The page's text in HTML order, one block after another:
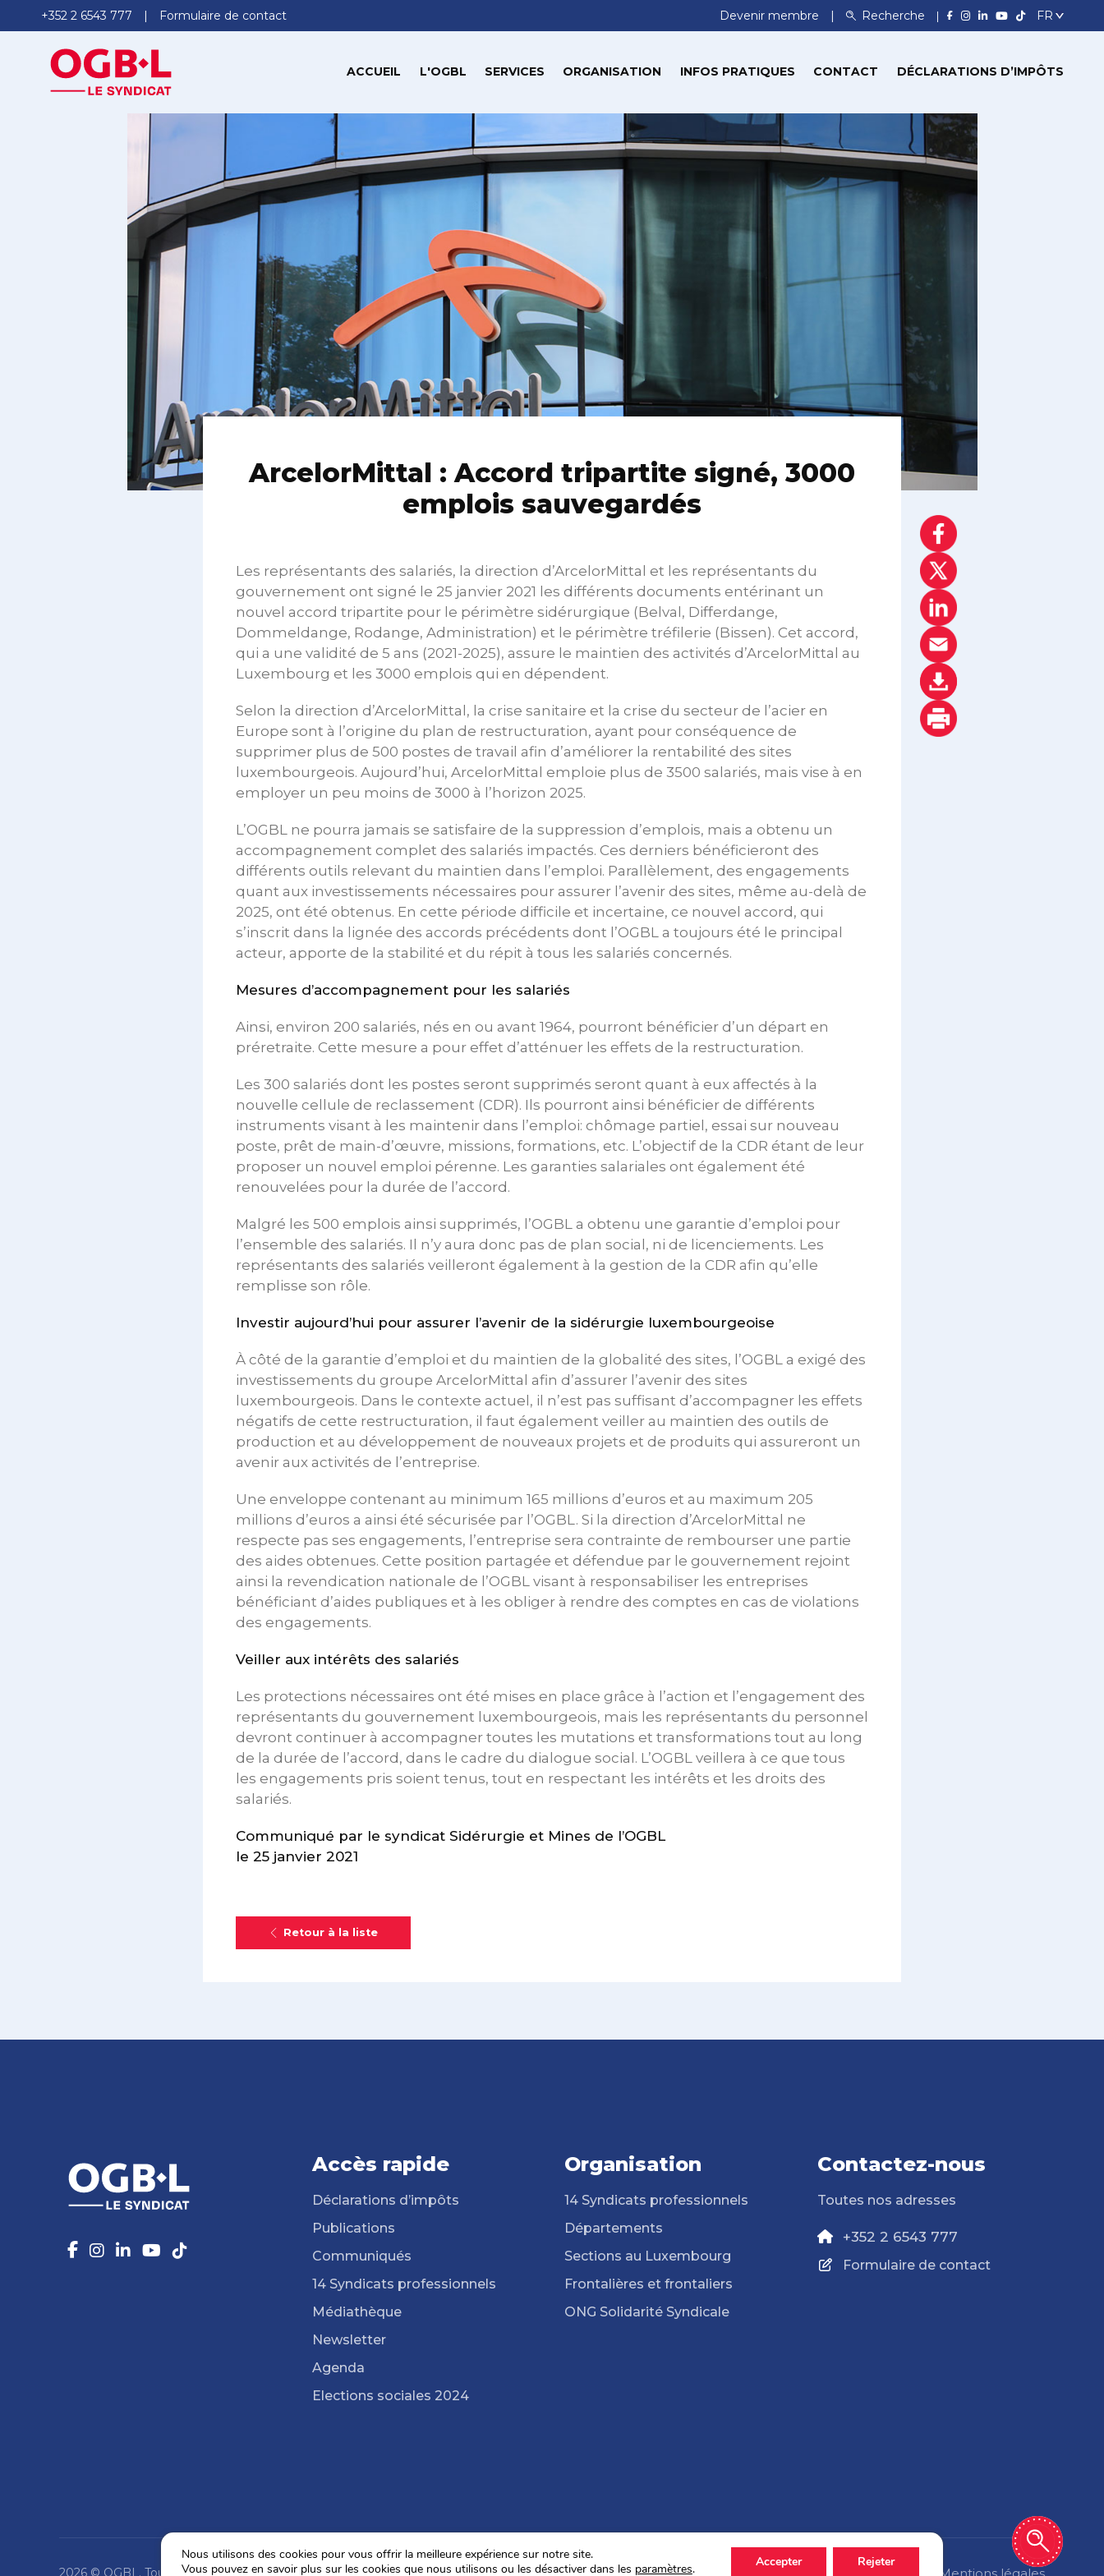
+352 2 6543 777 Formulaire de contact Devenir membre Recherche
ACCUEIL L'OGBL SERVICES ORGANISATION INFOS PRATIQUES CONTACT DÉCLARATIONS D’IMPÔTS
ArcelorMittal : Accord tripartite signé, 3000
emplois sauvegardés
Les représentants des salariés, la direction d’ArcelorMittal et les représentants du
gouvernement ont signé le 25 janvier 2021 les différents documents entérinant un
nouvel accord tripartite pour le périmètre sidérurgique (Belval, Differdange,
Dommeldange, Rodange, Administration) et le périmètre tréfilerie (Bissen). Cet accord,
qui a une validité de 5 ans (2021-2025), assure le maintien des activités d’ArcelorMittal au
Luxembourg et les 3000 emplois qui en dépendent.
Selon la direction d’ArcelorMittal, la crise sanitaire et la crise du secteur de l’acier en
Europe sont à l’origine du plan de restructuration, ayant pour conséquence de
supprimer plus de 500 postes de travail afin d’améliorer la rentabilité des sites
luxembourgeois. Aujourd’hui, ArcelorMittal emploie plus de 3500 salariés, mais vise à en
employer un peu moins de 3000 à l’horizon 2025.
L’OGBL ne pourra jamais se satisfaire de la suppression d’emplois, mais a obtenu un
accompagnement complet des salariés impactés. Ces derniers bénéficieront des
différents outils relevant du maintien dans l’emploi. Parallèlement, des engagements
quant aux investissements nécessaires pour assurer l’avenir des sites, même au-delà de
2025, ont été obtenus. En cette période difficile et incertaine, ce nouvel accord, qui
s’inscrit dans la lignée des accords précédents dont l’OGBL a toujours été le principal
acteur, apporte de la stabilité et du répit à tous les salariés concernés.
Mesures d’accompagnement pour les salariés
Ainsi, environ 200 salariés, nés en ou avant 1964, pourront bénéficier d’un départ en
préretraite. Cette mesure a pour effet d’atténuer les effets de la restructuration.
Les 300 salariés dont les postes seront supprimés seront quant à eux affectés à la
nouvelle cellule de reclassement (CDR). Ils pourront ainsi bénéficier de différents
instruments visant à les maintenir dans l’emploi: chômage partiel, essai sur nouveau
poste, prêt de main-d’œuvre, missions, formations, etc. L’objectif de la CDR étant de leur
proposer un nouvel emploi pérenne. Les garanties salariales ont également été
renouvelées pour la durée de l’accord.
Malgré les 500 emplois ainsi supprimés, l’OGBL a obtenu une garantie d’emploi pour
l’ensemble des salariés. Il n’y aura donc pas de plan social, ni de licenciements. Les
représentants des salariés veilleront également à la gestion de la CDR afin qu’elle
remplisse son rôle.
Investir aujourd’hui pour assurer l’avenir de la sidérurgie luxembourgeoise
À côté de la garantie d’emploi et du maintien de la globalité des sites, l’OGBL a exigé des
investissements du groupe ArcelorMittal afin d’assurer l’avenir des sites
luxembourgeois. Dans le contexte actuel, il n’est pas suffisant d’accompagner les effets
négatifs de cette restructuration, il faut également veiller au maintien des outils de
production et au développement de nouveaux projets et de produits qui assureront un
avenir aux activités de l’entreprise.
Une enveloppe contenant au minimum 165 millions d’euros et au maximum 205
millions d’euros a ainsi été sécurisée par l’OGBL. Si la direction d’ArcelorMittal ne
respecte pas ses engagements, l’entreprise sera contrainte de rembourser une partie
des aides obtenues. Cette position partagée et défendue par le gouvernement rejoint
ainsi la revendication nationale de l’OGBL visant à responsabiliser les entreprises
bénéficiant d’aides publiques et à les obliger à rendre des comptes en cas de violations
des engagements.
Veiller aux intérêts des salariés
Les protections nécessaires ont été mises en place grâce à l’action et l’engagement des
représentants du gouvernement luxembourgeois, mais les représentants du personnel
devront continuer à accompagner toutes les mutations et transformations tout au long
de la durée de l’accord, dans le cadre du dialogue social. L’OGBL veillera à ce que tous
les engagements pris soient tenus, tout en respectant les intérêts et les droits des
salariés.
Communiqué par le syndicat Sidérurgie et Mines de l’OGBL
le 25 janvier 2021
Retour à la liste
Accès rapide
Déclarations d’impôts
Publications
Communiqués
14 Syndicats professionnels
Médiathèque
Newsletter
Agenda
Elections sociales 2024
Organisation
14 Syndicats professionnels
Départements
Sections au Luxembourg
Frontalières et frontaliers
ONG Solidarité Syndicale
Contactez-nous
Toutes nos adresses
+352 2 6543 777
Formulaire de contact
2026 © OGBL. Tous droits réservés.
Nous utilisons des cookies pour vous offrir la meilleure expérience sur notre site.
Vous pouvez en savoir plus sur les cookies que nous utilisons ou les désactiver dans les paramètres. Accepter Rejeter